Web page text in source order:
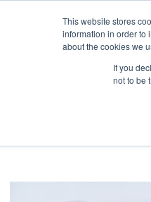
This website stores
information in order to
about the cookies we
If you
not to be
Blog